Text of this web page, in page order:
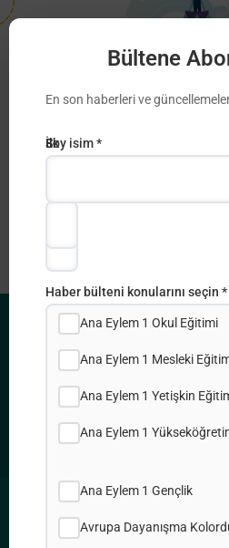
Πρόσκληση 2022 –
Ανανέωση του Χάρτη
FAYDALI BAĞLANTILAR
Gizlilik Politikası
Çerez Politikamız
Site Haritası
Bültene
En son haberleri ve
E-
İlk
Soy isim *
Haber bülteni konularını seçin *
Ana Eylem 1 Okul Eğitimi
Ana Eylem 1 Mesleki
Ana Eylem 1 Yetişkin
Ana Eylem 1
Ana Eylem 1 Gençlik
Avrupa Dayanışma